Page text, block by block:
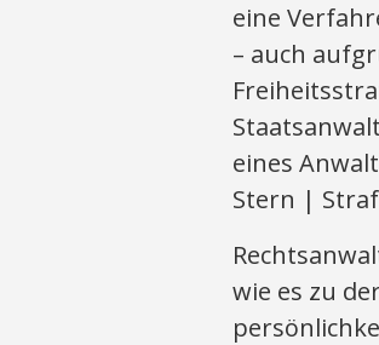
eine
– auch
eines
Stern |
wie es zu